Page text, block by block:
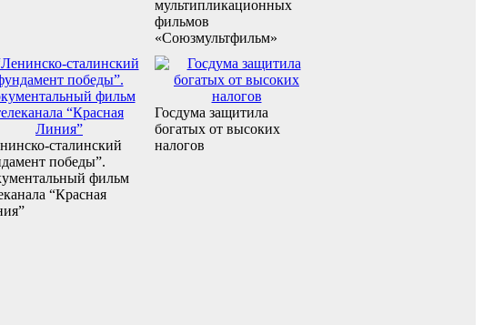
мультипликационных
фильмов
«Союзмультфильм»
сталинский
победы”.
фильм
“Красная
Госдума защитила
богатых от высоких
налогов